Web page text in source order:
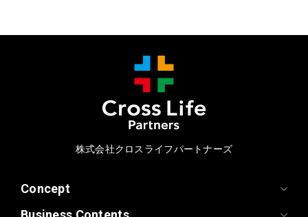
株式会社クロスライフパートナーズ
Concept